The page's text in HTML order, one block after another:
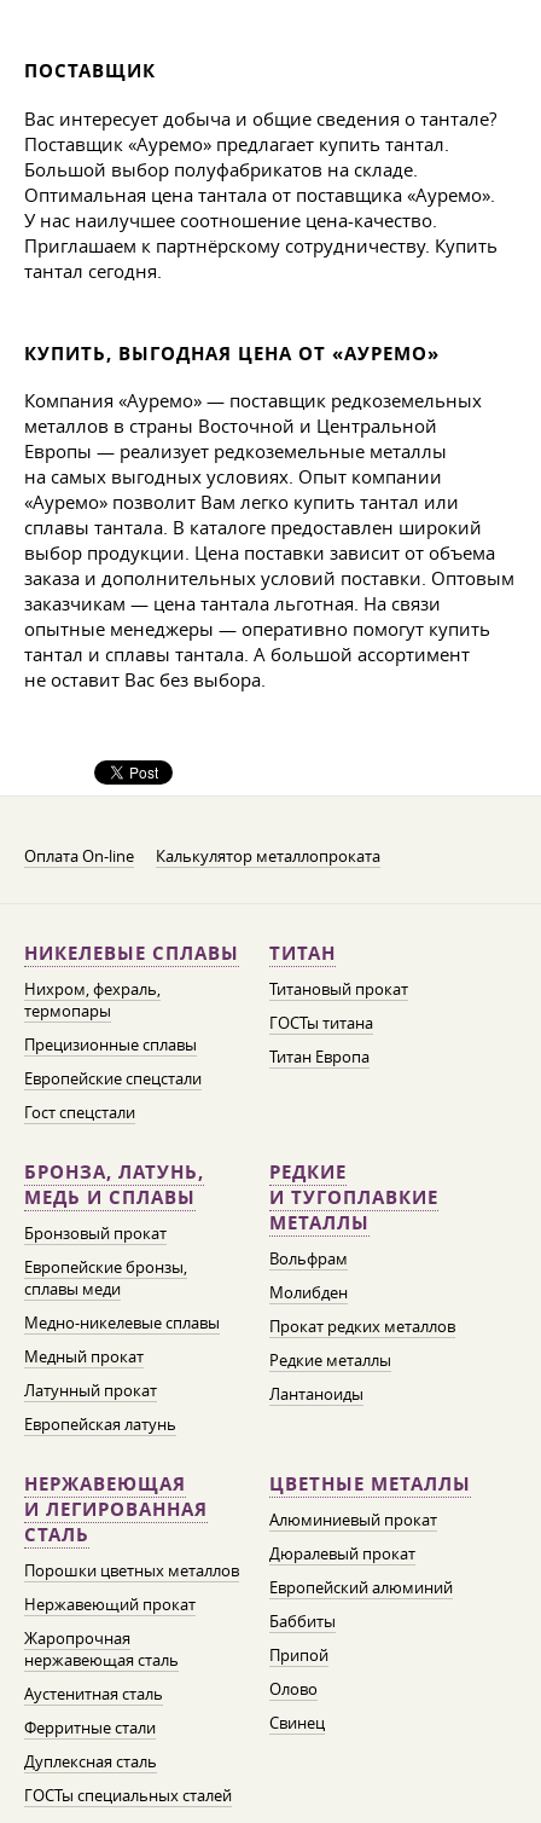
ПОСТАВЩИК
Вас интересует добыча и общие сведения о тантале?
Поставщик «Ауремо» предлагает купить тантал.
Большой выбор полуфабрикатов на складе.
Оптимальная цена тантала от поставщика «Ауремо».
У нас наилучшее соотношение цена-качество.
Приглашаем к партнёрскому сотрудничеству. Купить
тантал сегодня.
КУПИТЬ, ВЫГОДНАЯ ЦЕНА ОТ «АУРЕМО»
Компания «Ауремо» — поставщик редкоземельных
металлов в страны Восточной и Центральной
Европы — реализует редкоземельные металлы
на самых выгодных условиях. Опыт компании
«Ауремо» позволит Вам легко купить тантал или
сплавы тантала. В каталоге предоставлен широкий
выбор продукции. Цена поставки зависит от объема
заказа и дополнительных условий поставки. Оптовым
заказчикам — цена тантала льготная. На связи
опытные менеджеры — оперативно помогут купить
тантал и сплавы тантала. А большой ассортимент
не оставит Вас без выбора.
Оплата On-line Калькулятор металлопроката
НИКЕЛЕВЫЕ СПЛАВЫ
Нихром, фехраль,
термопары
Прецизионные сплавы
Европейские спецстали
Гост спецстали
ТИТАН
Титановый прокат
ГОСТы титана
Титан Европа
БРОНЗА, ЛАТУНЬ,
МЕДЬ И СПЛАВЫ
Бронзовый прокат
Европейские бронзы,
сплавы меди
Медно-никелевые сплавы
Медный прокат
Латунный прокат
Европейская латунь
РЕДКИЕ
И ТУГОПЛАВКИЕ
МЕТАЛЛЫ
Вольфрам
Молибден
Прокат редких металлов
Редкие металлы
Лантаноиды
НЕРЖАВЕЮЩАЯ
И ЛЕГИРОВАННАЯ
СТАЛЬ
Порошки цветных металлов
Нержавеющий прокат
Жаропрочная
нержавеющая сталь
Аустенитная сталь
Ферритные стали
Дуплексная сталь
ГОСТы специальных сталей
ЦВЕТНЫЕ МЕТАЛЛЫ
Алюминиевый прокат
Дюралевый прокат
Европейский алюминий
Баббиты
Припой
Олово
Свинец